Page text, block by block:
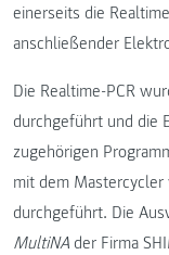
einerseits die
anschließender
Die Realtime-PCR
durchgeführt und die
zugehörigen
mit dem Mastercycler
durchgeführt. Die
MultiNA der Firma